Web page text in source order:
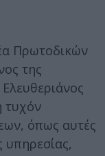
Πρωτοδικών
της
τυχόν
όπως αυτές